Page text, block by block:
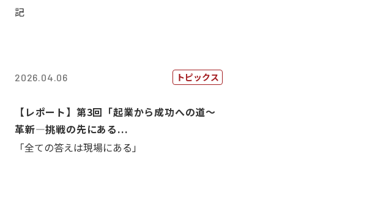
記
2026.04.06 トピックス
【レポート】第3回「起業から成功への道～
革新―挑戦の先にある...
「全ての答えは現場にある」